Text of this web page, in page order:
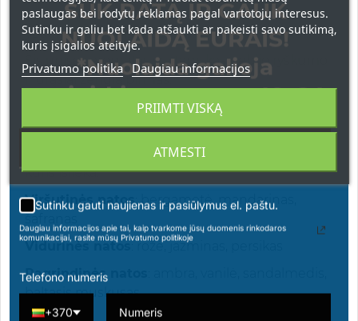
– o kvapas išlieka valandomis, palikdamas
ypatingą, auksinį pėdsaką.
Šis unisex aromatas yra tam, kas nebijo ryškumo
ir drąsiai žengia pirmas.
Ypatingas. Įsimintinas. Neįtikėtinai
charizmatiškas.
Kvapas, kuris ne tik patinka — jis sukuria įspūdį,
kuris išlieka.
Viršutinės natos: bergamotė, mandarinas,
Vidurinės natos
: rožė, jazminas, persikas
Pagrindinės natos
baltasis muskusas
paslaugas bei rodytų reklamas pagal vartotojų interesus.
Sutinku ir galiu bet kada atšaukti ar pakeisti savo sutikimą,
kuris įsigalios ateityje.
Privatumo politika Daugiau informacijos
ATMESTI
PRIIMTI VISKĄ
SUK RATĄ IR GAUK
NUOLAIDĄ EURAIS!
*Nuolaida galioja
apsipirkimams nuo 49 € !
Sutinku gauti naujienas ir pasiūlymus el. paštu.
Daugiau informacijos apie tai, kaip tvarkome jūsų duomenis rinkodaros
komunikacijai, rasite mūsų Privatumo politikoje
Telefono numeris
+370